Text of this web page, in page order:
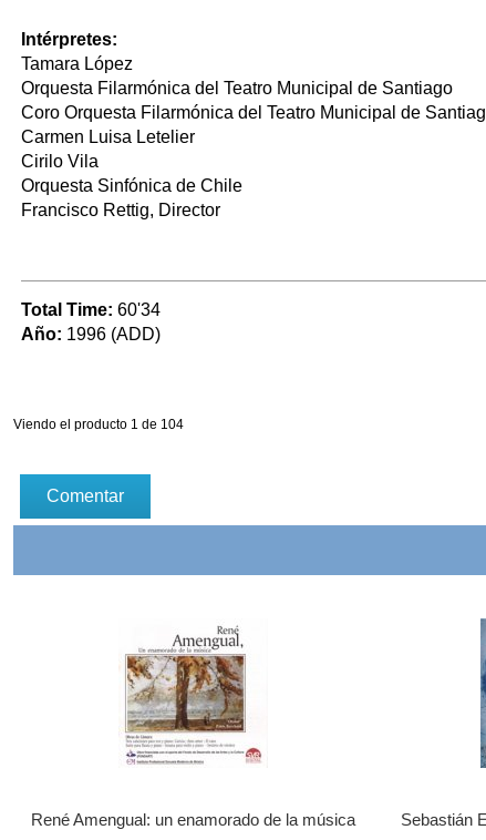
Intérpretes:
Tamara López
Orquesta Filarmónica del Teatro Municipal de Santiago
Coro Orquesta Filarmónica del Teatro Municipal de
Carmen Luisa Letelier
Cirilo Vila
Orquesta Sinfónica de Chile
Francisco Rettig, Director
Total Time: 60'34
Año: 1996 (ADD)
Viendo el producto 1 de 104
Comentar
René Amengual: un enamorado de la música
Sebastián